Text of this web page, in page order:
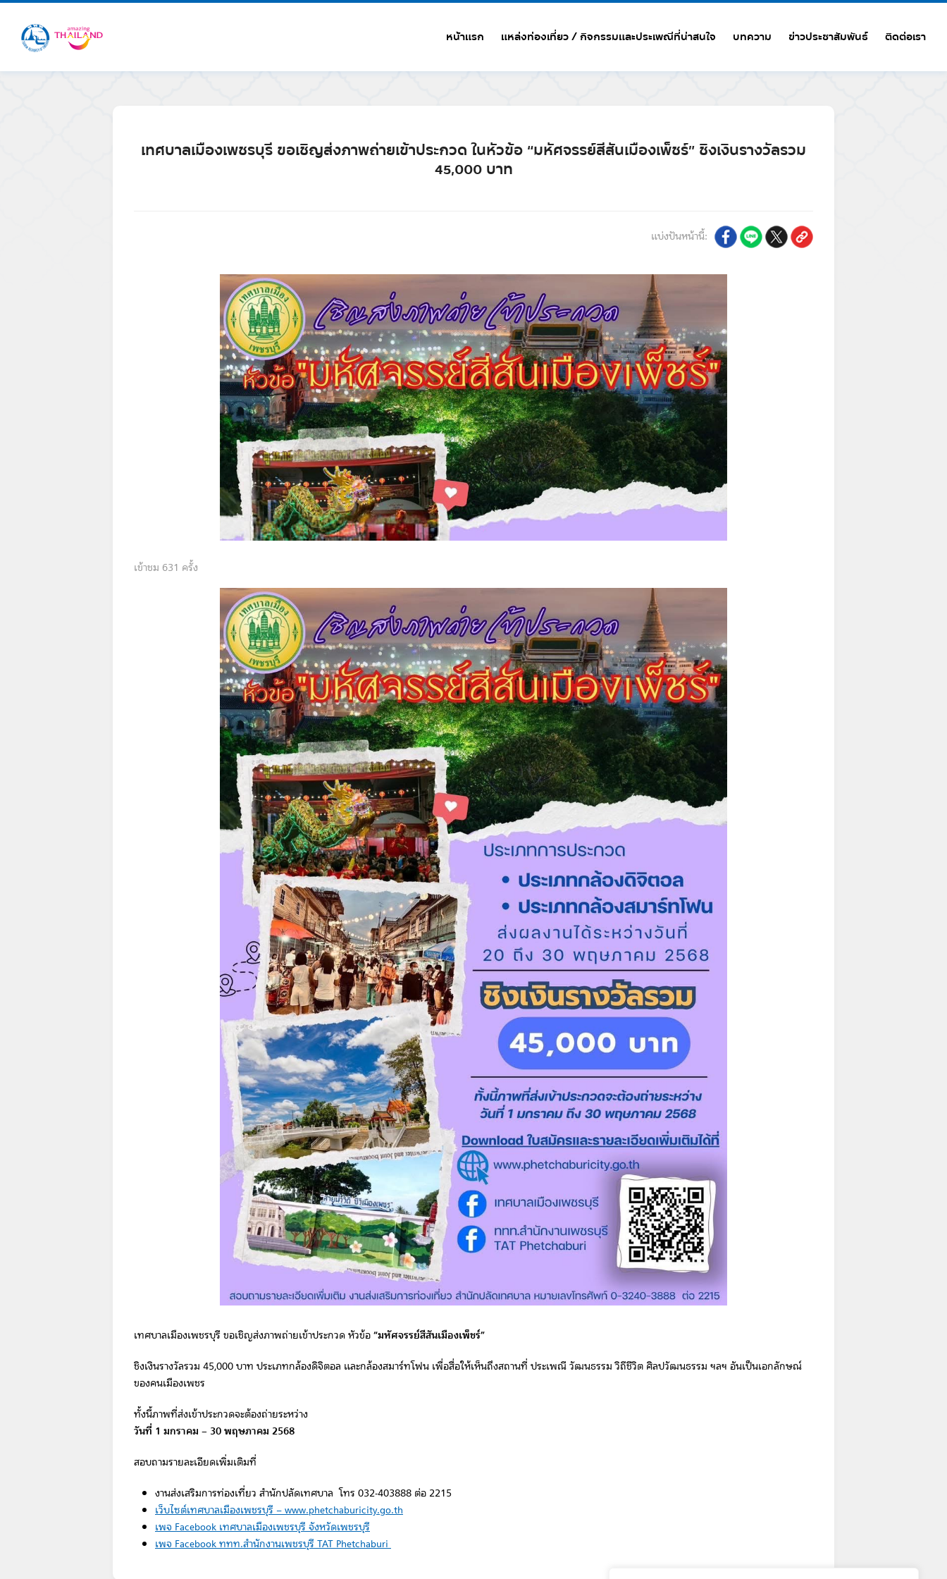
หน้าแรก แหล่งท่องเที่ยว / กิจกรรมและประเพณีที่น่าสนใจ บทความ ข่าวประชาสัมพันธ์ ติดต่อเรา
เทศบาลเมืองเพชรบุรี ขอเชิญส่งภาพถ่ายเข้าประกวด ในหัวข้อ “มหัศจรรย์สีสันเมืองเพ็ชร์” ชิงเงินรางวัลรวม
45,000 บาท
แบ่งปันหน้านี้:
631 ครั้ง
เทศบาลเมืองเพชรบุรี ขอเชิญส่งภาพถ่ายเข้าประกวด หัวข้อ“มหัศจรรย์สีสันเมืองเพ็ชร์”
ชิงเงินรางวัลรวม 45,000 บาท ประเภทกล้องดิจิตอล และกล้องสมาร์ทโฟน เพื่อสื่อให้เห็นถึงสถานที่ ประเพณี วัฒนธรรม วิถีชีวิต ศิลปวัฒนธรรม ฯลฯ อันเป็นเอกลักษณ์
ของคนเมืองเพชร
ทั้งนี้ภาพที่ส่งเข้าประกวดจะต้องถ่ายระหว่าง
วันที่ 1 มกราคม – 30 พฤษภาคม 2568
สอบถามรายละเอียดเพิ่มเติมที่
งานส่งเสริมการท่องเที่ยว สำนักปลัดเทศบาล โทร 032-403888 ต่อ 2215
เว็บไซต์เทศบาลเมืองเพชรบุรี – www.phetchaburicity.go.th
เพจ Facebook เทศบาลเมืองเพชรบุรี จังหวัดเพชรบุรี
เพจ Facebook ททท.สำนักงานเพชรบุรี TAT Phetchaburi